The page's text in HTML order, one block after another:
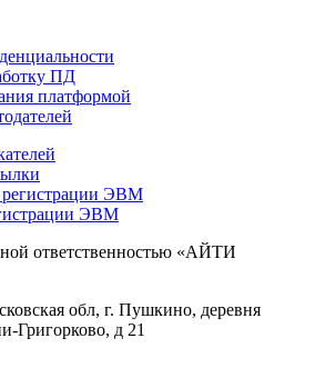
ПД
платформой
регистрации ЭВМ
ЭВМ
ответственностью «АЙТИ
обл, г. Пушкино, деревня
Григорково, д 21